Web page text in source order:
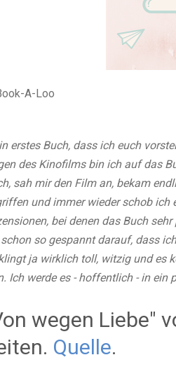
A-Loo
erstes Buch, dass ich euch
des Kinofilms bin ich auf das
sah mir den Film an, bekam
und immer wieder schob ich
bei denen das Buch
so gespannt darauf, dass
ja wirklich toll, witzig und es
Ich werde es - hoffentlich - in ein
wegen Liebe"
Quelle.